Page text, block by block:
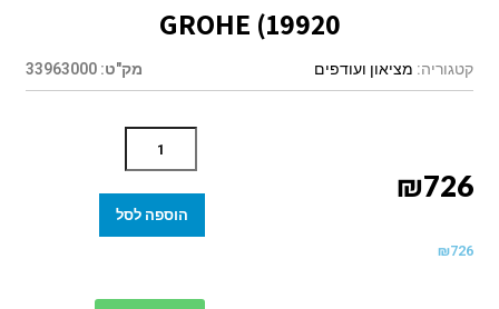
19920) GROHE
קטגוריה: מציאון ועודפים מק"ט: 33963000
₪726
₪726
הוספה לסל